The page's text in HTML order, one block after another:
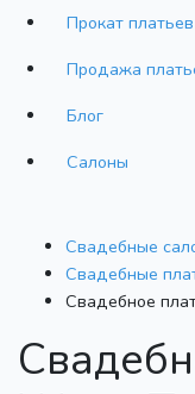
Прокат платьев
Продажа
Блог
Салоны
Свадебные
Cвадебные
Свадебное